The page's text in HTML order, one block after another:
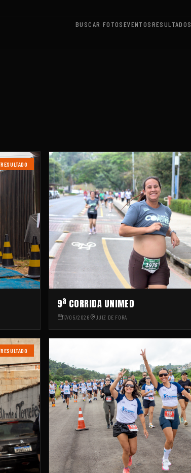
BUSCAR FOTOSEVENTOSRESULTADOS
RESULTADO
9ª CORRIDA UNIMED
17/05/2026 JUIZ DE FORA
RESULTADO